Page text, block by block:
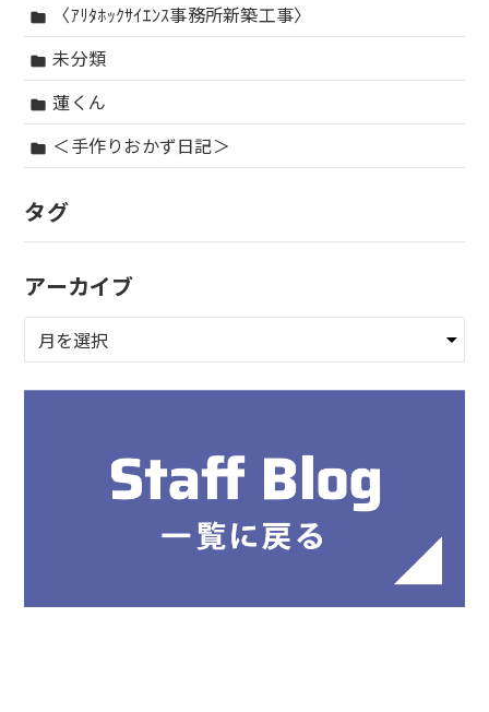
folder 〈ｱﾘﾀﾎｯｸｻｲｴﾝｽ事務所新築工事〉
folder 未分類
folder 蓮くん
folder ＜手作りおかず日記＞
タグ
アーカイブ